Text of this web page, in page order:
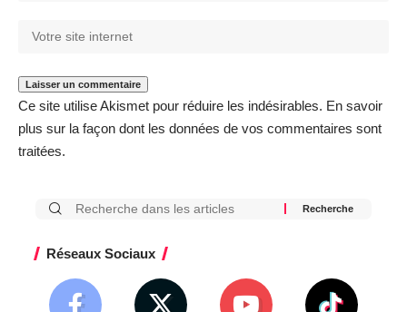
Ce site utilise Akismet pour réduire les indésirables. En savoir
plus sur la façon dont les données de vos commentaires sont
traitées.
Réseaux Sociaux